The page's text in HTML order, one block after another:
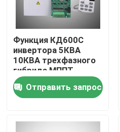
Дома
О Компании
Функция КД600С
инвертора 5КВА
10КВА трехфазного
гибрида МППТ
трехфазная Мулти
Отправить запрос